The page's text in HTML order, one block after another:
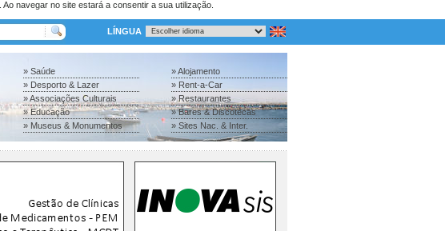
. Ao navegar no site estará a consentir a sua utilização.
LÍNGUA
» Saúde
» Desporto & Lazer
» Associações Culturais
» Educação
» Museus & Monumentos
» Alojamento
» Rent-a-Car
» Restaurantes
» Bares & Discotecas
» Sites Nac. & Inter.